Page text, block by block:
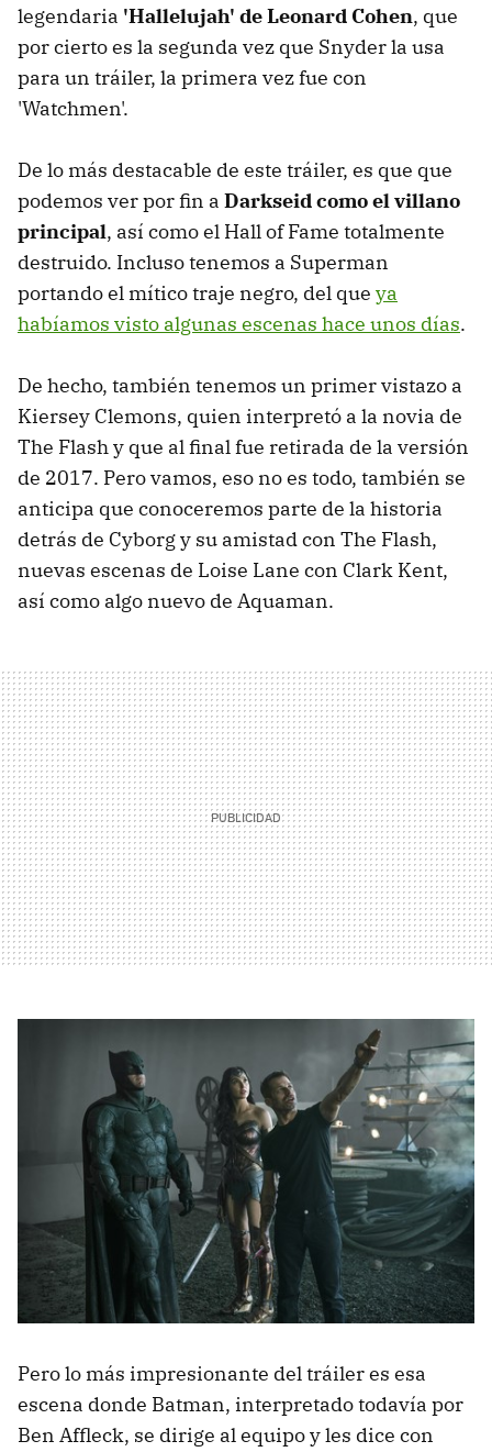
legendaria 'Hallelujah' de Leonard Cohen, que
por cierto es la segunda vez que Snyder la usa
para un tráiler, la primera vez fue con
'Watchmen'.
De lo más destacable de este tráiler, es que que
podemos ver por fin a Darkseid como el villano
principal, así como el Hall of Fame totalmente
destruido. Incluso tenemos a Superman
portando el mítico traje negro, del que ya
habíamos visto algunas escenas hace unos días.
De hecho, también tenemos un primer vistazo a
Kiersey Clemons, quien interpretó a la novia de
The Flash y que al final fue retirada de la versión
de 2017. Pero vamos, eso no es todo, también se
anticipa que conoceremos parte de la historia
detrás de Cyborg y su amistad con The Flash,
nuevas escenas de Loise Lane con Clark Kent,
así como algo nuevo de Aquaman.
Pero lo más impresionante del tráiler es esa
escena donde Batman, interpretado todavía por
Ben Affleck, se dirige al equipo y les dice con